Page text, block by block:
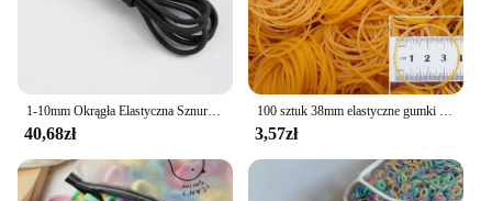
1-10mm Okrągła Elastyczna Sznur Czarny Biały Wysoka Elastyczność Lateksowa Gumka Trampolina Elastyczna Sznur Ścięgno Krowy Szycie DIY Acces
40,68zł
100 sztuk 38mm elastyczne gumki bankowe rachunki papierowe pieniądze Home Office rozciągliwy zespół wytrzymałe gumowe gumki
3,57zł